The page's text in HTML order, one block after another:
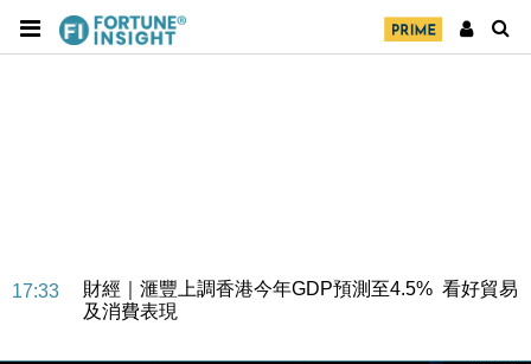
17:33
財經｜滙豐上調香港今年GDP預測至4.5% 看好貿易
及消費表現